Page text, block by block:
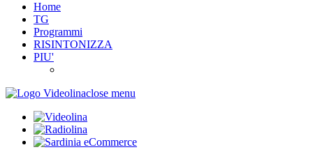
Home
TG
Programmi
RISINTONIZZA
PIU'
close menu